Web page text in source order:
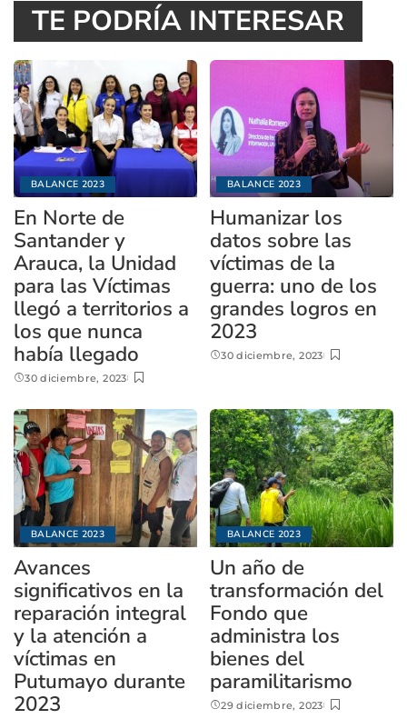
TE PODRÍA INTERESAR
BALANCE 2023
En Norte de
Santander y
Arauca, la Unidad
para las Víctimas
llegó a territorios a
los que nunca
había llegado
30 diciembre, 2023
BALANCE 2023
Humanizar los
datos sobre las
víctimas de la
guerra: uno de los
grandes logros en
2023
30 diciembre, 2023
BALANCE 2023
Avances
significativos en la
reparación integral
y la atención a
víctimas en
Putumayo durante
2023
BALANCE 2023
Un año de
transformación del
Fondo que
administra los
bienes del
paramilitarismo
29 diciembre, 2023